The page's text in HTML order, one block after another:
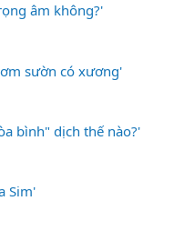
âm không?'
sườn có xương'
bình" dịch thế nào?'
Sim'